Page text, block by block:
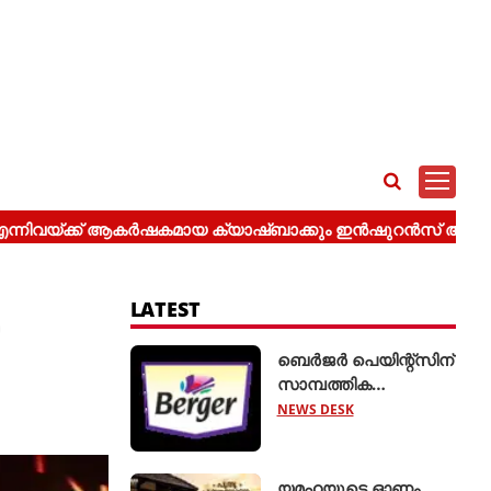
LATEST
ബെർജർ പെയിന്റ്സിന്
സാമ്പത്തിക
വർഷത്തിന്റെ ആദ്യ
NEWS DESK